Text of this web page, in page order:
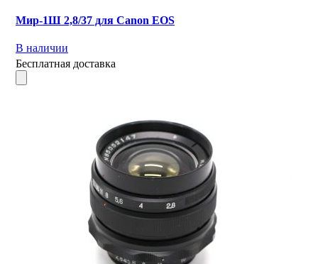
Мир-1Ш 2,8/37 для Canon EOS
В наличии
Бесплатная доставка